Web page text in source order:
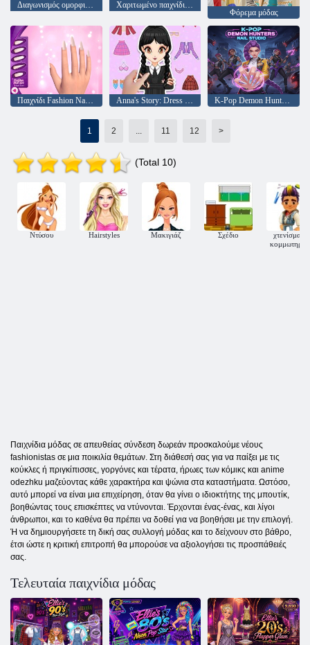
Φόρεμα μόδας
Παιχνίδι Fashion Nail Art Designs Anna's Story: Dress Up DIY K-Pop Demon Hunters Nail Studio
1 2 ... 11 12 >
(Total 10)
Ντύσου Hairstyles Μακιγιάζ Σχέδιο
χτενίσματα
Παιχνίδια μόδας σε απευθείας σύνδεση δωρεάν προσκαλούμε νέους
fashionistas σε μια ποικιλία θεμάτων. Στη διάθεσή σας για να παίξει με τις
κούκλες ή πριγκίπισσες, γοργόνες και τέρατα, ήρωες των κόμικς και anime
odezhku μαζεύοντας κάθε χαρακτήρα και ψώνια στα καταστήματα. Ωστόσο,
αυτό μπορεί να είναι μια επιχείρηση, όταν θα γίνει ο ιδιοκτήτης της μπουτίκ,
βοηθώντας τους επισκέπτες να ντύνονται. Έρχονται ένας-ένας, και λίγοι
άνθρωποι, και το καθένα θα πρέπει να δοθεί για να βοηθήσει με την επιλογή.
Ή να δημιουργήσετε τη δική σας συλλογή μόδας και το δείχνουν στο βάθρο,
έτσι ώστε η κριτική επιτροπή θα μπορούσε να αξιολογήσει τις προσπάθειές
σας.
Τελευταία παιχνίδια μόδας